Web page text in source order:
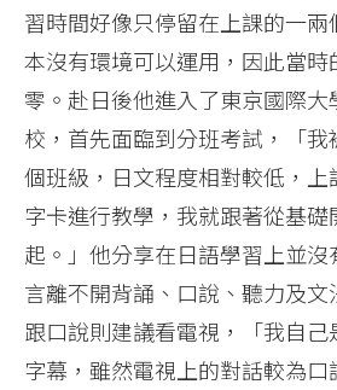
習時間好像只停留在上課的一
本沒有環境可以運用，因此當
零。赴日後他進入了東京國際大
校，首先面臨到分班考試，「
個班級，日文程度相對較低，
字卡進行教學，我就跟著從基礎
起。」他分享在日語學習上並
言離不開背誦、口說、聽力及
跟口說則建議看電視，「我自
字幕，雖然電視上的對話較為